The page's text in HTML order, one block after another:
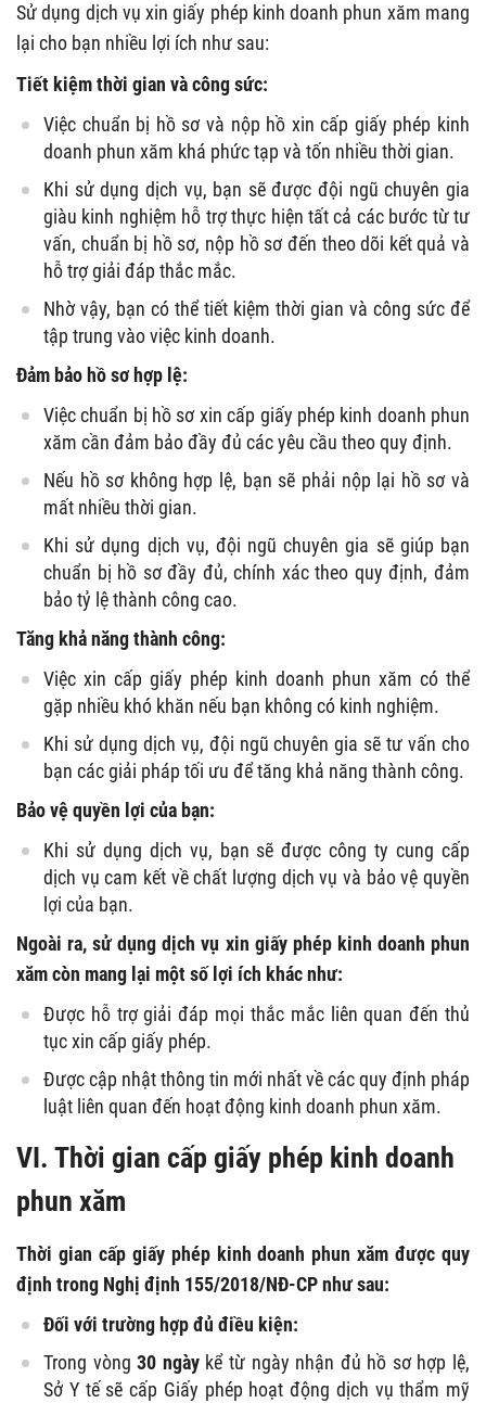
Sử dụng dịch vụ xin giấy phép kinh doanh phun xăm mang
lại cho bạn nhiều lợi ích như sau:
Tiết kiệm thời gian và công sức:
Việc chuẩn bị hồ sơ và nộp hồ xin cấp giấy phép kinh
doanh phun xăm khá phức tạp và tốn nhiều thời gian.
Khi sử dụng dịch vụ, bạn sẽ được đội ngũ chuyên gia
giàu kinh nghiệm hỗ trợ thực hiện tất cả các bước từ tư
vấn, chuẩn bị hồ sơ, nộp hồ sơ đến theo dõi kết quả và
hỗ trợ giải đáp thắc mắc.
Nhờ vậy, bạn có thể tiết kiệm thời gian và công sức để
tập trung vào việc kinh doanh.
Đảm bảo hồ sơ hợp lệ:
Việc chuẩn bị hồ sơ xin cấp giấy phép kinh doanh phun
xăm cần đảm bảo đầy đủ các yêu cầu theo quy định.
Nếu hồ sơ không hợp lệ, bạn sẽ phải nộp lại hồ sơ và
mất nhiều thời gian.
Khi sử dụng dịch vụ, đội ngũ chuyên gia sẽ giúp bạn
chuẩn bị hồ sơ đầy đủ, chính xác theo quy định, đảm
bảo tỷ lệ thành công cao.
Tăng khả năng thành công:
Việc xin cấp giấy phép kinh doanh phun xăm có thể
gặp nhiều khó khăn nếu bạn không có kinh nghiệm.
Khi sử dụng dịch vụ, đội ngũ chuyên gia sẽ tư vấn cho
bạn các giải pháp tối ưu để tăng khả năng thành công.
Bảo vệ quyền lợi của bạn:
Khi sử dụng dịch vụ, bạn sẽ được công ty cung cấp
dịch vụ cam kết về chất lượng dịch vụ và bảo vệ quyền
lợi của bạn.
Ngoài ra, sử dụng dịch vụ xin giấy phép kinh doanh phun
xăm còn mang lại một số lợi ích khác như:
Được hỗ trợ giải đáp mọi thắc mắc liên quan đến thủ
tục xin cấp giấy phép.
Được cập nhật thông tin mới nhất về các quy định pháp
luật liên quan đến hoạt động kinh doanh phun xăm.
VI. Thời gian cấp giấy phép kinh doanh
phun xăm
Thời gian cấp giấy phép kinh doanh phun xăm được quy
định trong Nghị định 155/2018/NĐ-CP như sau:
Đối với trường hợp đủ điều kiện:
Trong vòng30 ngàykể từ ngày nhận đủ hồ sơ hợp lệ,
Sở Y tế sẽ cấp Giấy phép hoạt động dịch vụ thẩm mỹ